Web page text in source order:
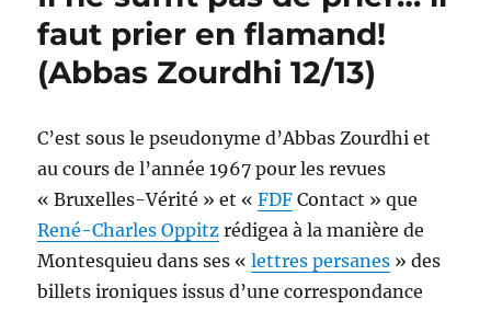
faut prier en flamand!
(Abbas Zourdhi 12/13)
C’est sous le pseudonyme d’Abbas Zourdhi et
au cours de l’année 1967 pour les revues
« Bruxelles-Vérité » et «FDF Contact » que
René-Charles Oppitz rédigea à la manière de
Montesquieu dans ses «lettres persanes » des
billets ironiques issus d’une correspondance